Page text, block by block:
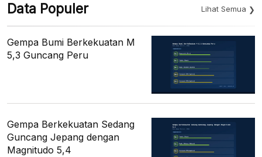
Data Populer Lihat Semua
Gempa Bumi Berkekuatan M
5,3 Guncang Peru
Gempa Berkekuatan Sedang
Guncang Jepang dengan
Magnitudo 5,4